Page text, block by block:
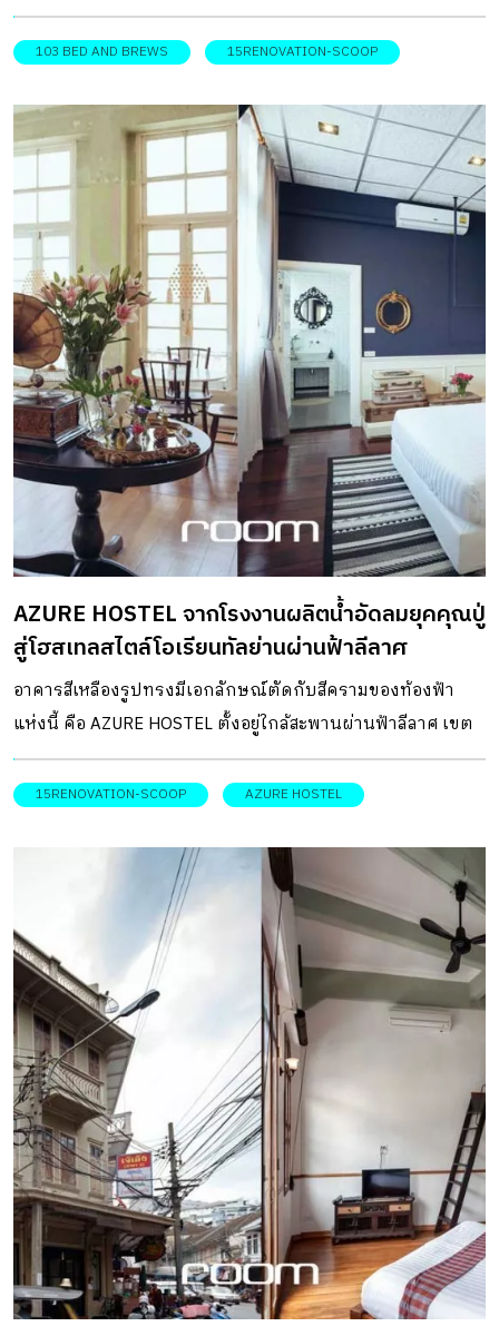
บุกเบิก แต่เมื่อกาลเวลาผ่านไปแน่นอนว่าธุรกิจอาจต้องถูกโยก
ย้าย หรือถึงคราวต้องเปลี่ยนมือ นำมาสู่การปรับปรุง
10 โฮสเทลที่เกิดจากการ รีโนเวตอาคารเก่า ให้กลับฟื้นคืนชีวิต
ชีวาอีกครั้งภายใต้บทบาทใหม่ในฐานะ “ที่พักนักเดินทาง” การ
รีโนเวตอาคารเก่า ผสานเข้ากับการออกแบบตกแต่งที่
สร้างสรรค์ สามารถช่วยชูบรรยากาศให้สถาปัตยกรรมเก่าแก่มี
เอกลักษณ์ ทำให้นักเดินทางผู้เข้าพักได้ซึมซับประวัติศาสตร์
และกลิ่นอายวัฒนธรรมของเมือง ผ่านเรื่องราวที่ซุกซ่อนอยู่
ภายใน และโดยเฉพาะหากโครงสร้าง หรือองค์ประกอบเล็ก ๆ
น้อย ๆ ได้รับการอนุรักษ์ไว้อย่างดี อย่างร่องรอยบนแผ่นไม้ หรือ
รอยลอกร่อนบนกำแพงปูน ยิ่งเสริมเสน่ห์ให้โฮสเทลไม่ได้มีดีแค่
ที่พักสวย แต่ยังสามารถสร้างประสบการณ์พิเศษขณะมาพัก
ผ่อนซึ่งหาไม่ได้จากที่ไหน 1905 HERITAGE CORNER บูทีคเกส
ต์เฮ้าต์ขนาดย่อมที่มีห้องพักเพียง 3 ห้อง ภายในตึกแถวสไตล์
โคโลเนียล 2 คูหาบริเวณหัวมุมรูปใบพัด ซึ่งอยู่ในย่านแพร่งภูธร
ย่านการค้าเก่าแก่ใจกลางเกาะรัตนโกสินทร์ที่มีประวัติศาสตร์
ยาวนาน สร้างขึ้นตั้งแต่สมัยรัชกาลที่ 5 กระทั่งจนถึงปัจจุบันใน
ฐานะอาคารอนุรักษ์ โดยภายในยังคงเก็บโครงสร้างและ
บรรยากาศความเป็นช็อปเฮ้าส์ในวันวานไว้ แล้วผสมผสานกลิ่น
อายของไทย จีน และแขกซึ่งมีที่มาจากบริบทชุมชนรอบ ๆ มาใช้
ในการตกแต่ง เพิ่มรูปแบบของซุ้มโค้ง (Arch) เข้ากันดีกับ
อาคาร สำหรับวัสดุส่วนใหญ่เน้นใช้ไม้เนื้อแข็งสีเข้ม ช่วยขับลุค
ขึ้น ที่ตั้ง 68 […]
103 BED AND BREWS 15RENOVATION-SCOOP
AZURE HOSTEL จากโรงงานผลิตน้ำอัดลมยุคคุณปู่
สู่โฮสเทลสไตล์โอเรียนทัลย่านผ่านฟ้าลีลาศ
อาคารสีเหลืองรูปทรงมีเอกลักษณ์ตัดกับสีครามของท้องฟ้า
แห่งนี้ คือ AZURE HOSTEL ตั้งอยู่ใกล้สะพานผ่านฟ้าลีลาศ เขต
พระนคร กรุงเทพฯ จากบริบทของที่ตั้งจึงเป็นที่มาของชื่อที่
สอดคล้องกัน โดยคำว่า AZURE นั้น แปลว่า สีฟ้าของท้องฟ้า ให้
หลายคนแสวงหา พื้นที่ด้านหน้าต้อนรับทุกคนด้วยบันไดเวียนที่
เลาะขึ้นไปตามตัวอาคารขนาด 3 ชั้น อายุกว่า 80 ปี โดยที่นี่เดิม
เคยเป็นสำนักงานและบ้านพักของเจ้าของบริษัท ยูเนียน โซดา
ยี่ห้อน้ำอัดลมรุ่นเก๋าสมัยคุณปู่ แต่เมื่อต้องปิดกิจการลง ที่นี่ก็
ถูกทิ้งร้าง จนกระทั่งคุณโอ๋และเพื่อนผู้รักการเดินทางท่อง
เที่ยว และหลงใหลเสน่ห์ของโฮสเทลในย่านเมืองเก่า อยากหันมา
เปิดโฮสเทลเป็นของตนเองบ้าง ทั้งคู่จึงเช่าอาคารและทำการรี
โนเวตเพื่อปลุกที่นี่ให้กลับมามีชีวิตอีกครั้ง โดยยังคงเอกลักษณ์
ของอาคารซึ่งเป็นสไตล์โมเดิร์นยุคเริ่มแรกและโครงสร้างที่ยัง
แข็งแรงไว้ เปลี่ยนแปลงแค่การทาสีอาคารและเปลี่ยนโลโก้บน
ช่องแสงวงกลมใหม่ จากรูปช้างสามเศียร (โลโก้ของยูเนียน
โซดา) เป็นอักษรย่อตัวเอ (A) บนเหล็กฉลุลาย รวมถึงทำการทุบ
ผนังและต่อเติมพื้นที่ใช้งานให้มีฟังก์ชันเหมาะกับการเปิดเป็น
ที่พัก จัดเรียงลำดับพื้นที่ใช้สอย เริ่มจากล็อบบี้ที่ออกแบบเหมือน
เคาน์เตอร์ขายตั๋วหนังสมัยเก่า ถัดมาคือ First Kitsch Bistro
15RENOVATION-SCOOP AZURE HOSTEL